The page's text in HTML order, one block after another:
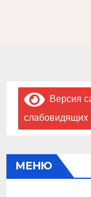
Версия
слабовидящих
МЕНЮ